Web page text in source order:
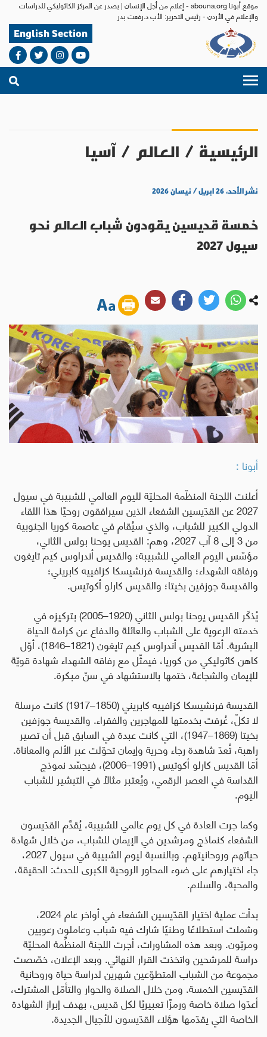
موقع أبونا abouna.org - إعلام من أجل الإنسان | يصدر عن المركز الكاثوليكي للدراسات
والإعلام في الأردن - رئيس التحرير: الأب د.رفعت بدر
English Section
الرئيسية / العالم / آسيا
نشر الأحد، ٢٦ ابريل / نيسان ٢٠٢٦
خمسة قديسين يقودون شباب العالم نحو
سيول 2027
أبونا :
أعلنت اللجنة المنظّمة المحليّة لليوم العالمي للشبيبة في سيول
2027 عن القدّيسين الشفعاء الذين سيرافقون روحيًا هذا اللقاء
الدولي الكبير للشباب، والذي سيُقام في عاصمة كوريا الجنوبية
من 3 إلى 8 آب 2027، وهم: القديس يوحنا بولس الثاني،
مؤسّس اليوم العالمي للشبيبة؛ والقديس أندراوس كيم تايغون
ورفاقه الشهداء؛ والقديسة فرنشيسكا كزافييه كابريني؛
والقديسة جوزفين بخيتا؛ والقديس كارلو أكوتيس.
يُذكَر القديس يوحنا بولس الثاني (1920–2005) بتركيزه في
خدمته الرعوية على الشباب والعائلة والدفاع عن كرامة الحياة
البشرية. أمّا القديس أندراوس كيم تايغون (1821–1846)، أوّل
كاهن كاثوليكي من كوريا، فيمثّل مع رفاقه الشهداء شهادة قويّة
للإيمان والشجاعة، ختمها بالاستشهاد في سنّ مبكرة.
القديسة فرنشيسكا كزافييه كابريني (1850–1917) كانت مرسلة
لا تكلّ، عُرفت بخدمتها للمهاجرين والفقراء. والقديسة جوزفين
بخيتا (1869–1947)، التي كانت عبدة في السابق قبل أن تصير
راهبة، تُعدّ شاهدة رجاء وحرية وإيمان تحوّلت عبر الألم والمعاناة.
أمّا القديس كارلو أكوتيس (1991–2006)، فيجسّد نموذج
القداسة في العصر الرقمي، ويُعتبر مثالًا في التبشير للشباب
اليوم.
وكما جرت العادة في كل يوم عالمي للشبيبة، يُقدَّم القدّيسون
الشفعاء كنماذج ومرشدين في الإيمان للشباب، من خلال شهادة
حياتهم وروحانيتهم. وبالنسبة ليوم الشبيبة في سيول 2027،
جاء اختيارهم على ضوء المحاور الروحية الكبرى للحدث: الحقيقة،
والمحبة، والسلام.
بدأت عملية اختيار القدّيسين الشفعاء في أواخر عام 2024،
وشملت استطلاعًا وطنيًا شارك فيه شباب وعاملون رعويين
ومربّون. وبعد هذه المشاورات، أجرت اللجنة المنظِّمة المحليّة
دراسة للمرشحين واتخذت القرار النهائي. وبعد الإعلان، خصّصت
مجموعة من الشباب المتطوّعين شهرين لدراسة حياة وروحانية
القدّيسين الخمسة. ومن خلال الصلاة والحوار والتأمّل المشترك،
أعدّوا صلاة خاصة ورمزًا تعبيريًا لكل قديس، بهدف إبراز الشهادة
الخاصة التي يقدّمها هؤلاء القدّيسون للأجيال الجديدة.